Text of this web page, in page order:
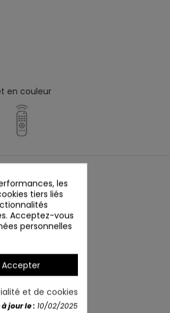
en couleur
les
tiers liés
Acceptez-vous
personnelles
Accepter
et de cookies
jour le : 10/02/2025